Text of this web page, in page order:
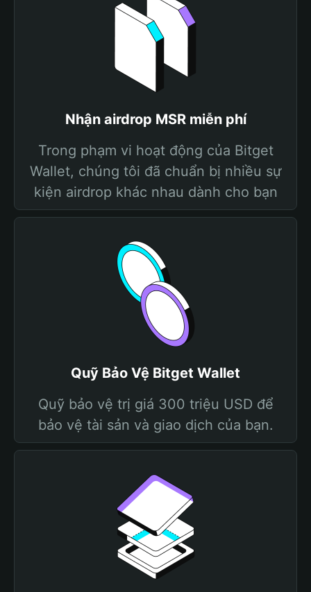
Nhận airdrop MSR miễn phí
Trong phạm vi hoạt động của Bitget
Wallet, chúng tôi đã chuẩn bị nhiều sự
kiện airdrop khác nhau dành cho bạn
Quỹ Bảo Vệ Bitget Wallet
Quỹ bảo vệ trị giá 300 triệu USD để
bảo vệ tài sản và giao dịch của bạn.